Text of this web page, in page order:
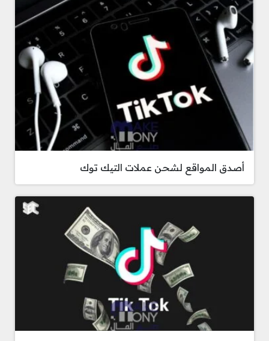
أصدق المواقع لشحن عملات التيك توك